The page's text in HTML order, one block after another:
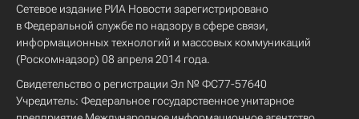
Сетевое издание РИА Новости зарегистрировано
в Федеральной службе по надзору в сфере связи,
информационных технологий и массовых коммуникаций
(Роскомнадзор) 08 апреля 2014 года.
Свидетельство о регистрации Эл № ФС77-57640
Учредитель: Федеральное государственное унитарное